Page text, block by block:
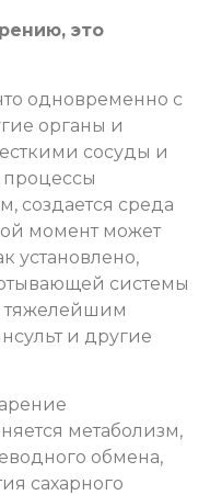
это
одновременно с
органы и
сосуды и
создается среда
момент может
установлено,
системы
тяжелейшим
и другие
метаболизм,
обмена,
сахарного